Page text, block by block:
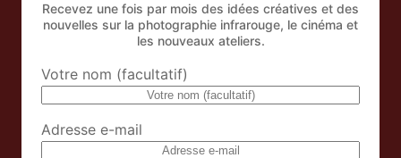
Recevez une fois par mois des idées créatives et des
nouvelles sur la photographie infrarouge, le cinéma et
les nouveaux ateliers.
Votre nom (facultatif)
Adresse e-mail